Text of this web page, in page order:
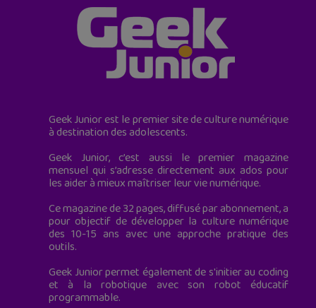
Geek Junior est le premier site de culture numérique
à destination des adolescents.
Geek Junior, c’est aussi le premier magazine
mensuel qui s’adresse directement aux ados pour
les aider à mieux maîtriser leur vie numérique.
Ce magazine de 32 pages, diffusé par abonnement, a
pour objectif de développer la culture numérique
des 10-15 ans avec une approche pratique des
outils.
Geek Junior permet également de s'initier au coding
et à la robotique avec son robot éducatif
programmable.